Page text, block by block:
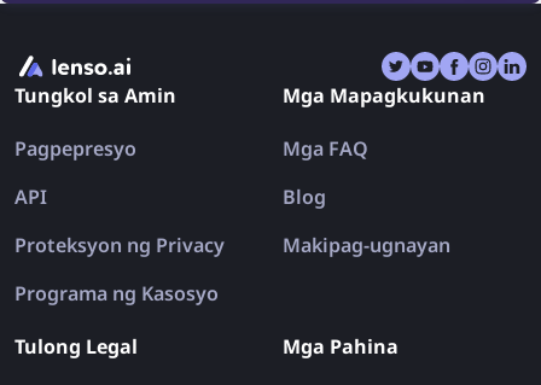
Tungkol sa Amin
Pagpepresyo
API
Proteksyon ng Privacy
Programa ng Kasosyo
Mga Mapagkukunan
Mga FAQ
Blog
Makipag-ugnayan
Tulong Legal
Mga Pahina